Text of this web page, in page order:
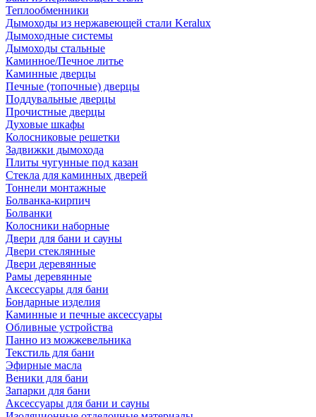
Теплообменники
Дымоходы из нержавеющей стали Keralux
Дымоходные системы
Дымоходы стальные
Каминное/Печное литье
Каминные дверцы
Печные (топочные) дверцы
Поддувальные дверцы
Прочистные дверцы
Духовые шкафы
Колосниковые решетки
Задвижки дымохода
Плиты чугунные под казан
Стекла для каминных дверей
Тоннели монтажные
Болванка-кирпич
Болванки
Колосники наборные
Двери для бани и сауны
Двери стеклянные
Двери деревянные
Рамы деревянные
Аксессуары для бани
Бондарные изделия
Каминные и печные аксессуары
Обливные устройства
Панно из можжевельника
Текстиль для бани
Эфирные масла
Веники для бани
Запарки для бани
Аксессуары для бани и сауны